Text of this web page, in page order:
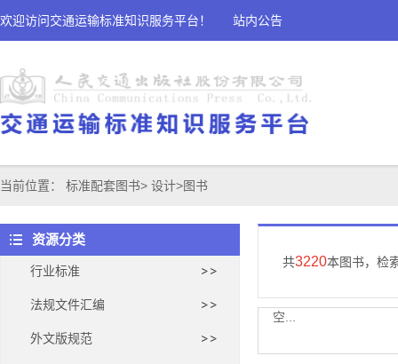
欢迎访问交通运输标准知识服务平台！ 站内公告
当前位置： 标准配套图书> 设计>图书
资源分类
行业标准
法规文件汇编
外文版规范
共3220本图书，检
空...